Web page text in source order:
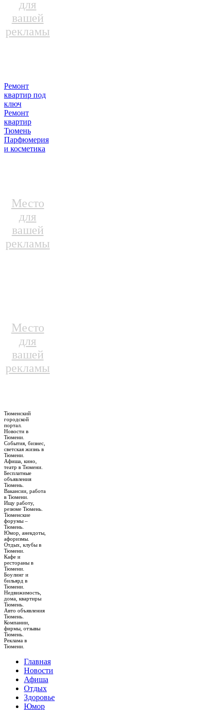
для
вашей
рекламы
Ремонт
квартир под
ключ
Ремонт
квартир
Тюмень
Парфюмерия
и косметика
Место
для
вашей
рекламы
Место
для
вашей
рекламы
Тюменский
городской
портал.
Новости в
Тюмени.
События, бизнес,
светская жизнь в
Тюмени.
Афиша, кино,
театр в Тюмени.
Бесплатные
объявления
Тюмень.
Вакансии, работа
в Тюмени.
Ищу работу,
резюме Тюмень.
Тюменские
форумы –
Тюмень.
Юмор, анекдоты,
афоризмы.
Отдых, клубы в
Тюмени.
Кафе и
рестораны в
Тюмени.
Боулинг и
бильярд в
Тюмени.
Недвижимость,
дома, квартиры
Тюмень.
Авто объявления
Тюмень.
Компании,
фирмы, отзывы
Тюмень.
Реклама в
Тюмени.
Главная
Новости
Афиша
Отдых
Здоровье
Юмор